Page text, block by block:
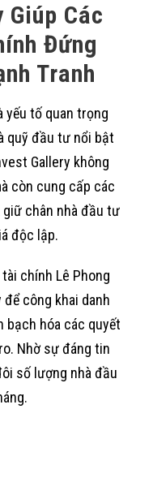
Các
Đứng
Tranh
yếu tố quan trọng
quỹ đầu tư nổi bật
Gallery không
còn cung cấp các
chân nhà đầu tư
độc lập.
chính Lê Phong
công khai danh
bạch hóa các quyết
Nhờ sự đáng tin
số lượng nhà đầu